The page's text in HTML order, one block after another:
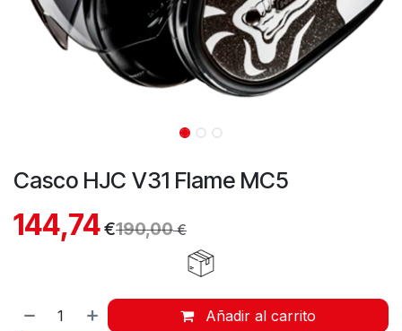
Casco HJC V31 Flame MC5
144,74€190,00€
Añadir al carrito